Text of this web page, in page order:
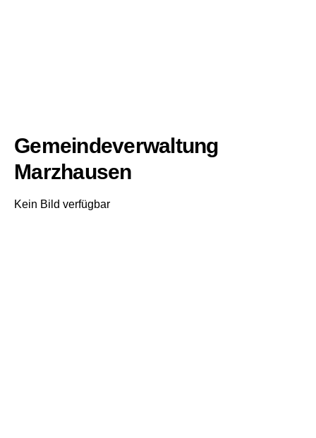
Gemeindeverwaltung
Marzhausen
Kein Bild verfügbar